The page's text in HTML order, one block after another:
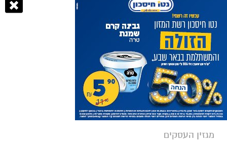
מגזין העסקים